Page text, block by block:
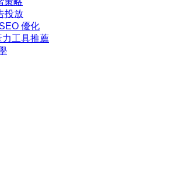
投放
優化
力工具推薦